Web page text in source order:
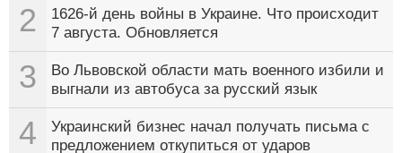
2
1626-й день войны в Украине. Что происходит
7 августа. Обновляется
3
Во Львовской области мать военного избили и
выгнали из автобуса за русский язык
4
Украинский бизнес начал получать письма с
предложением откупиться от ударов